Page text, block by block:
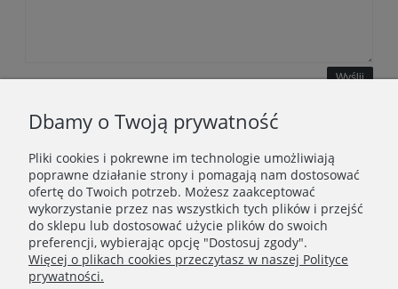
Wyślij
WAŻNE INFORMACJE
POLECANE STRONY
Dbamy o Twoją prywatność
Pliki cookies i pokrewne im technologie umożliwiają
poprawne działanie strony i pomagają nam dostosować
ofertę do Twoich potrzeb. Możesz zaakceptować
wykorzystanie przez nas wszystkich tych plików i przejść
do sklepu lub dostosować użycie plików do swoich
preferencji, wybierając opcję "Dostosuj zgody".
Więcej o plikach cookies przeczytasz w naszej Polityce
prywatności.